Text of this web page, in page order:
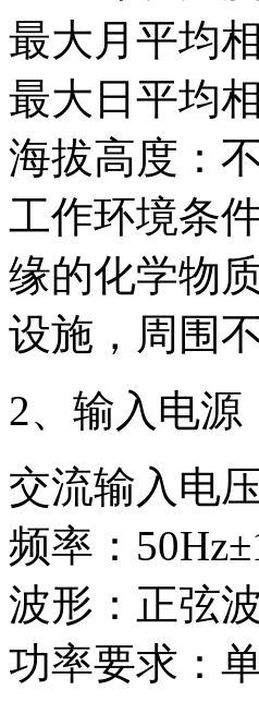
最大月平均
最大日平均
海拔高度：
工作环境条
缘的化学物
设施，周围
2、输入电源
交流输入电
频率：
波形：正弦
功率要求：